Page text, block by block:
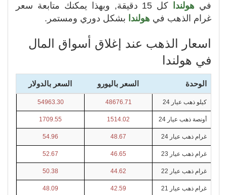
في هولندا
كل 15 دقيقة, وبهذا يمكنك متابعة سعر
غرام الذهب في هولندا بشكل دوري ومستمر.
اسعار الذهب عند إغلاق أسواق المال
في هولندا
الوحدة السعر باليورو السعر بالدولار
كيلو ذهب عيار 24 48676.71
54963.30
أونصة ذهب عيار 24 1514.02
1709.55
غرام ذهب عيار 24 48.67
54.96
غرام ذهب عيار 23 46.65
52.67
غرام ذهب عيار 22 44.62
50.38
غرام ذهب عيار 21 42.59
48.09